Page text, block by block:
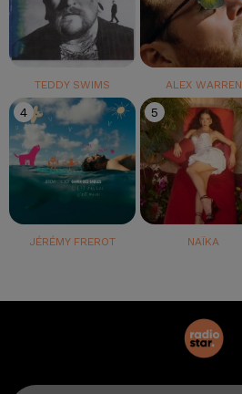
TEDDY SWIMS ALEX WARREN
4
JÉRÉMY FREROT
5
NAÏKA